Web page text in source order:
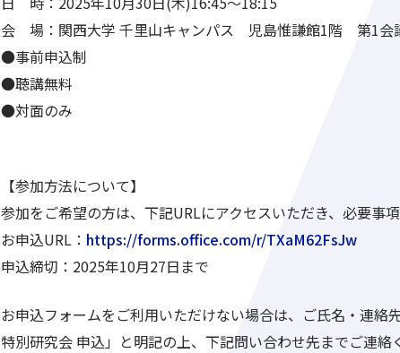
会 場：関西大学 千里山キャンパス 児島惟謙館1階 第1会
●事前申込制
●聴講無料
●対面のみ
【参加方法について】
参加をご希望の方は、下記URLにアクセスいただき、必要事
お申込URL： https://forms.office.com/r/TXaM62FsJw
申込締切：2025年10月27日まで
お申込フォームをご利用いただけない場合は、ご氏名・連
特別研究会 申込」と明記の上、下記問い合わせ先までご連絡